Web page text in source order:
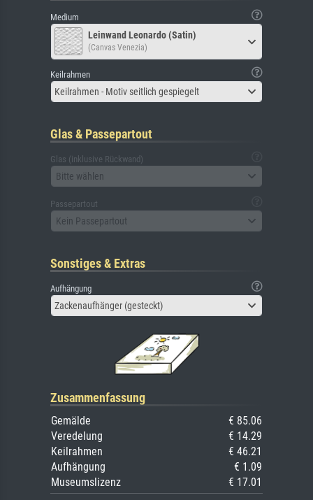
Medium
Leinwand Leonardo (Satin)
(Canvas Venezia)
Keilrahmen
Keilrahmen - Motiv seitlich gespiegelt
Glas & Passepartout
Glas (inklusive Rückwand)
Bitte wählen
Passepartout
Kein Passepartout
Sonstiges & Extras
Aufhängung
Zackenaufhänger (gesteckt)
Zusammenfassung
Gemälde
€ 85.06
Veredelung
€ 14.29
Keilrahmen
€ 46.21
Aufhängung
€ 1.09
Museumslizenz
€ 17.01